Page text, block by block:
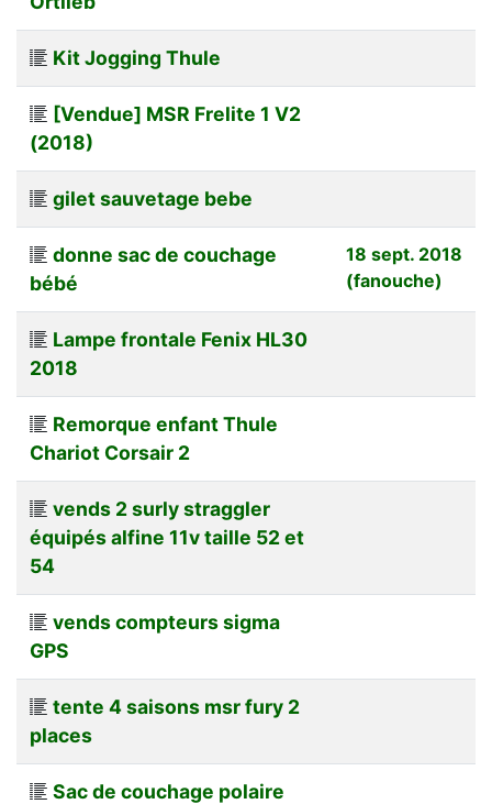
Kit Jogging Thule
[Vendue] MSR Frelite 1 V2
(2018)
gilet sauvetage bebe
donne sac de couchage
bébé
18 sept. 2018
(fanouche)
Lampe frontale Fenix HL30
2018
Remorque enfant Thule
Chariot Corsair 2
vends 2 surly straggler
équipés alfine 11v taille 52 et
54
vends compteurs sigma
GPS
tente 4 saisons msr fury 2
places
Sac de couchage polaire